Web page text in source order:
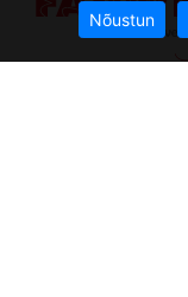
Nõustun